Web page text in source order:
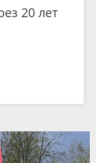
20 лет